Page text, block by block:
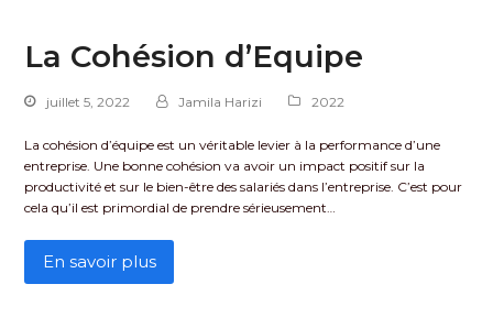
La Cohésion d’Equipe
juillet 5, 2022 Jamila Harizi 2022
La cohésion d’équipe est un véritable levier à la performance d’une
entreprise. Une bonne cohésion va avoir un impact positif sur la
productivité et sur le bien-être des salariés dans l’entreprise. C’est pour
cela qu’il est primordial de prendre sérieusement…
En savoir plus